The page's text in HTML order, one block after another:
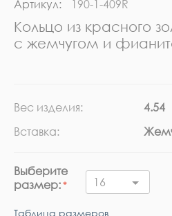
Артикул: 190-1-409R
Кольцо из красного
с жемчугом и
Вес изделия:
4.54
Вставка:
Выберите
размер:
16
Таблица размеров